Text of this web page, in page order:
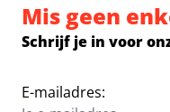
Mis geen
Schrijf je in voor
E-mailadres: